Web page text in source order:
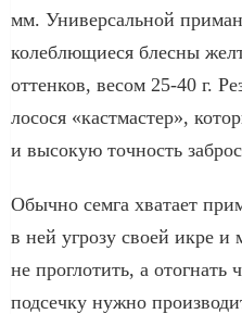
мм. Универсальной
колеблющиеся блесны
оттенков, весом 25-40 г.
лосося «кастмастер»,
и высокую точность
Обычно семга хватает
в ней угрозу своей икре и
не проглотить, а
подсечку нужно